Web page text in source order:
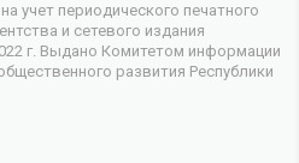
учет периодического печатного
и сетевого издания
г. Выдано Комитетом информации
развития Республики